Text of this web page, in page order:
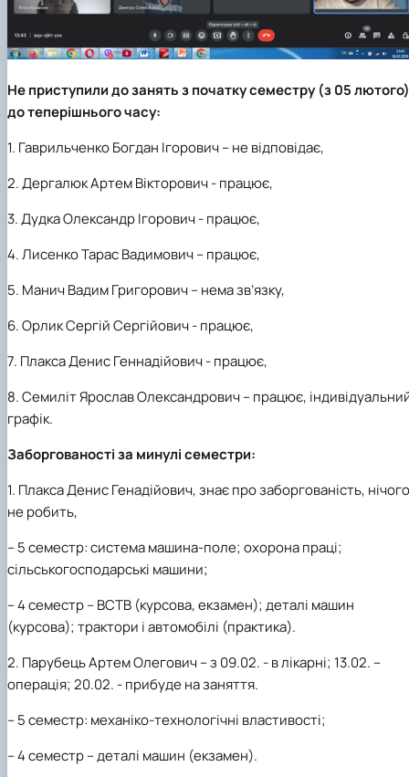
Не приступили до занять з початку семестру (з 05 лютого)
до теперішнього часу:
1. Гаврильченко Богдан Ігорович – не відповідає,
2. Дергалюк Артем Вікторович - працює,
3. Дудка Олександр Ігорович - працює,
4. Лисенко Тарас Вадимович – працює,
5. Манич Вадим Григорович – нема зв’язку,
6. Орлик Сергій Сергійович - працює,
7. Плакса Денис Геннадійович - працює,
8. Семиліт Ярослав Олександрович – працює,
графік.
Заборгованості за минулі семестри:
1. Плакса Денис Генадійович, знає про заборгованість, нічого
не робить,
– 5 семестр: система машина-поле; охорона праці;
сільськогосподарські машини;
– 4 семестр – ВСТВ (курсова, екзамен); деталі машин
(курсова); трактори і автомобілі (практика).
2. ПарубецьАртем Олегович –з 09.02. - в лікарні; 13.02. –
операція; 20.02. - прибуде на заняття.
– 5 семестр: механіко-технологічні властивості;
– 4 семестр – деталі машин (екзамен).